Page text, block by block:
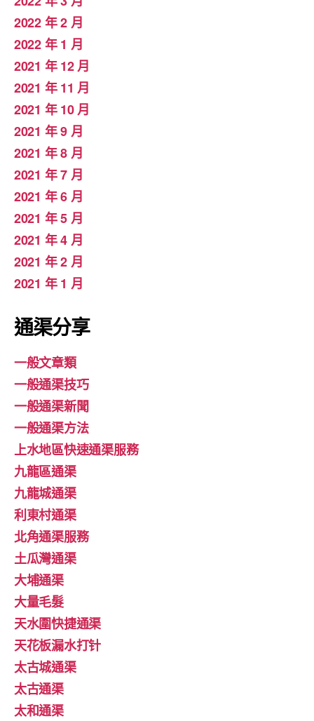
2022 年 2 月
2022 年 1 月
2021 年 12 月
2021 年 11 月
2021 年 10 月
2021 年 9 月
2021 年 8 月
2021 年 7 月
2021 年 6 月
2021 年 5 月
2021 年 4 月
2021 年 2 月
2021 年 1 月
通渠分享
一般文章類
一般通渠技巧
一般通渠新聞
一般通渠方法
上水地區快速通渠服務
九龍區通渠
九龍城通渠
利東村通渠
北角通渠服務
土瓜灣通渠
大埔通渠
大量毛髮
天水圍快捷通渠
天花板漏水打针
太古城通渠
太古通渠
太和通渠